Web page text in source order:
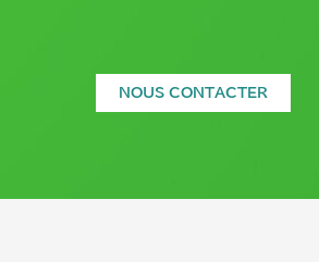
NOUS CONTACTER